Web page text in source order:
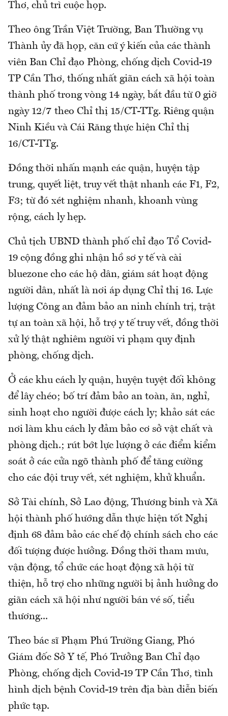
Thơ, chủ trì cuộc họp.
Theo ông Trần Việt Trường, Ban Thường vụ
Thành ủy đã họp, căn cứ ý kiến của các thành
viên Ban Chỉ đạo Phòng, chống dịch Covid-19
TP Cần Thơ, thống nhất giãn cách xã hội toàn
thành phố trong vòng 14 ngày, bắt đầu từ 0 giờ
ngày 12/7 theo Chỉ thị 15/CT-TTg. Riêng quận
Ninh Kiều và Cái Răng thực hiện Chỉ thị
16/CT-TTg.
Đồng thời nhấn mạnh các quận, huyện tập
trung, quyết liệt, truy vết thật nhanh các F1, F2,
F3; từ đó xét nghiệm nhanh, khoanh vùng
rộng, cách ly hẹp.
Chủ tịch UBND thành phố chỉ đạo Tổ Covid-
19 cộng đồng ghi nhận hồ sơ y tế và cài
bluezone cho các hộ dân, giám sát hoạt động
người dân, nhất là nơi áp dụng Chỉ thị 16. Lực
lượng Công an đảm bảo an ninh chính trị, trật
tự an toàn xã hội, hỗ trợ y tế truy vết, đồng thời
xử lý thật nghiêm người vi phạm quy định
phòng, chống dịch.
Ở các khu cách ly quận, huyện tuyệt đối không
để lây chéo; bố trí đảm bảo an toàn, ăn, nghỉ,
sinh hoạt cho người được cách ly; khảo sát các
nơi làm khu cách ly đảm bảo cơ sở vật chất và
phòng dịch.; rút bớt lực lượng ở các điểm kiểm
soát ở các cửa ngõ thành phố để tăng cường
cho các đội truy vết, xét nghiệm, khử khuẩn.
Sở Tài chính, Sở Lao động, Thương binh và Xã
hội thành phố hướng dẫn thực hiện tốt Nghị
định 68 đảm bảo các chế độ chính sách cho các
đối tượng được hưởng. Đồng thời tham mưu,
vận động, tổ chức các hoạt động xã hội từ
thiện, hỗ trợ cho những người bị ảnh hưởng do
giãn cách xã hội như người bán vé số, tiểu
thương...
Theo bác sĩ Phạm Phú Trường Giang, Phó
Giám đốc Sở Y tế, Phó Trưởng Ban Chỉ đạo
Phòng, chống dịch Covid-19 TP Cần Thơ, tình
hình dịch bệnh Covid-19 trên địa bàn diễn biến
phức tạp.